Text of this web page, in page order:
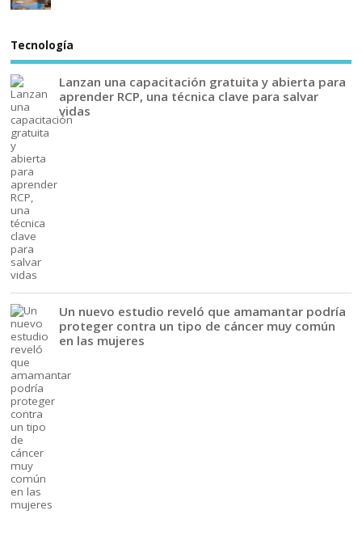
Tecnología
Lanzan una capacitación gratuita y abierta para
aprender RCP, una técnica clave para salvar
vidas
Un nuevo estudio reveló que amamantar podría
proteger contra un tipo de cáncer muy común
en las mujeres